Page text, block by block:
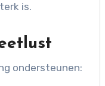
is.
ondersteunen: